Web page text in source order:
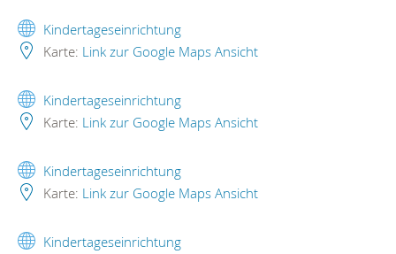
Kindertageseinrichtung
Karte: Link zur Google Maps Ansicht
Kindertageseinrichtung
Karte: Link zur Google Maps Ansicht
Kindertageseinrichtung
Karte: Link zur Google Maps Ansicht
Kindertageseinrichtung